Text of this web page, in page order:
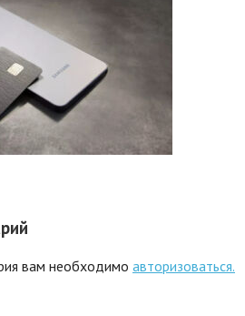
вам необходимо авторизоваться.